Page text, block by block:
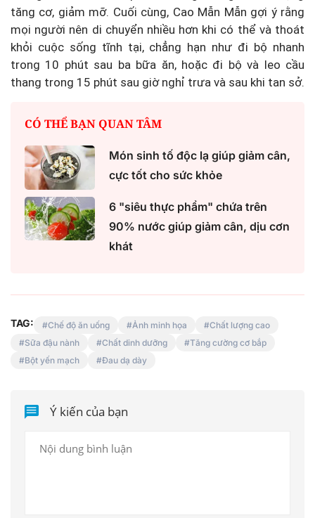
tăng cơ, giảm mỡ. Cuối cùng, Cao Mẫn Mẫn gợi ý rằng
mọi người nên di chuyển nhiều hơn khi có thể và thoát
khỏi cuộc sống tĩnh tại, chẳng hạn như đi bộ nhanh
trong 10 phút sau ba bữa ăn, hoặc đi bộ và leo cầu
thang trong 15 phút sau giờ nghỉ trưa và sau khi tan sở.
CÓ THỂ BẠN QUAN TÂM
Món sinh tố độc lạ giúp giảm cân,
cực tốt cho sức khỏe
6 "siêu thực phẩm" chứa trên
90% nước giúp giảm cân, dịu cơn
khát
TAG: Chế độ ăn uống Ảnh minh họa
Chất lượng cao
Sữa đậu nành
Chất dinh dưỡng
Tăng cường cơ bắp
Bột yến mạch
Đau dạ dày
Ý kiến của bạn